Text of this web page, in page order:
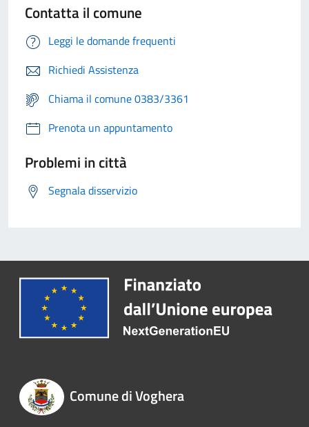
Contatta il comune
Leggi le domande frequenti
Richiedi Assistenza
Chiama il comune 0383/3361
Prenota un appuntamento
Problemi in città
Segnala disservizio
Comune di Voghera